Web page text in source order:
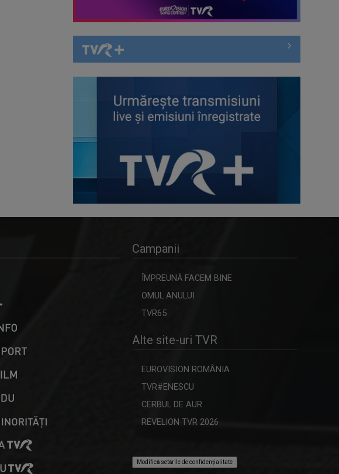
Campanii
ÎMPREUNĂ FACEM BINE
OMUL ANULUI
TVR65
Alte site-uri TVR
EUROVISION ROMÂNIA
TVR#ENESCU
CERBUL DE AUR
REVELION TVR 2026
Modifică setările de confidențialitate